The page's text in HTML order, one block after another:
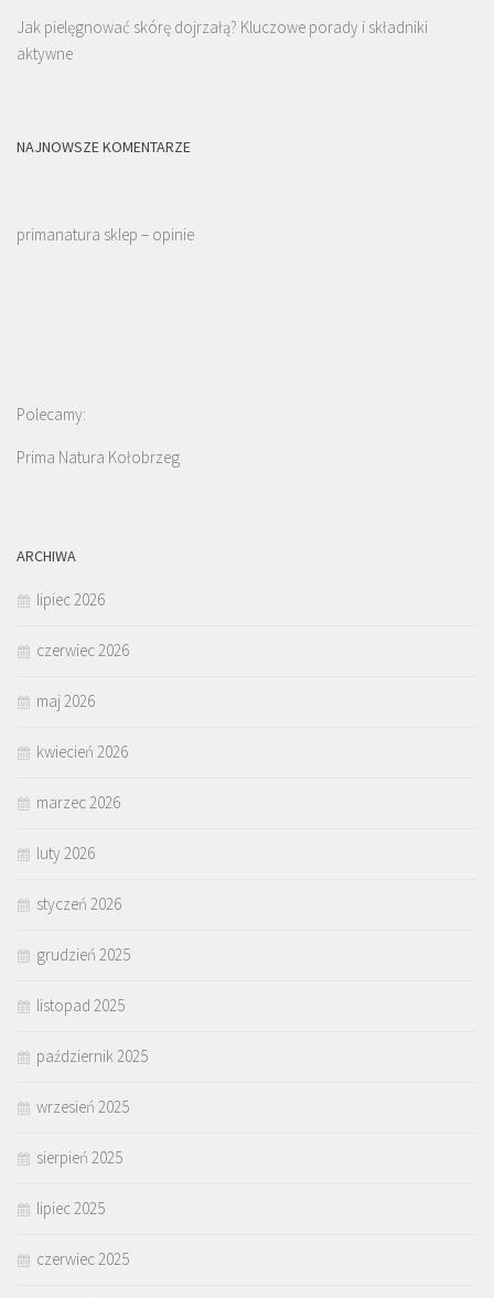
Jak pielęgnować skórę dojrzałą? Kluczowe porady i składniki
aktywne
NAJNOWSZE KOMENTARZE
primanatura sklep – opinie
Polecamy:
Prima Natura Kołobrzeg
ARCHIWA
lipiec 2026
czerwiec 2026
maj 2026
kwiecień 2026
marzec 2026
luty 2026
styczeń 2026
grudzień 2025
listopad 2025
październik 2025
wrzesień 2025
sierpień 2025
lipiec 2025
czerwiec 2025